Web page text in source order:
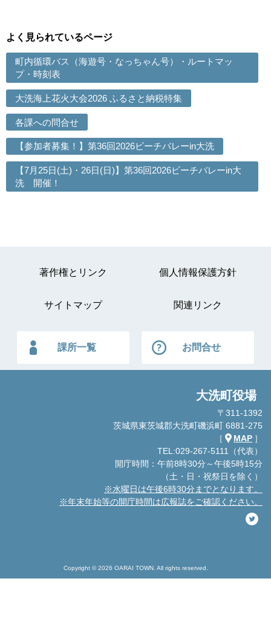
よく見られているページ
町内循環バス（海遊号・なっちゃん号）・ルートマッ
プ・時刻表
大洗海上花火大会2026 ふるさと納税特集
各課への問合せ
【参加者募集！】第36回2026ビーチバレーin大洗
【7月25日(土)・26日(日)】第36回2026ビーチバレーin大
洗 開催！
著作権とリンク 個人情報保護方針
サイトマップ 関連リンク
課所一覧 お問合せ
大洗町役場
〒311-1392
茨城県東茨城郡大洗町磯浜町 6881-275
［
MAP ］
TEL:029-267-5111（代表）
開庁時間：午前8時30分～午後5時15分
（土・日・祝祭日を除く）
※水曜日は午後6時30分までとなります。
※年末年始等の開庁時間は広報誌をご確認ください。
Copyright © 2026 OARAI TOWN. All rights reserved.